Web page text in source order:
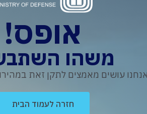
אופס!
משהו
עושים מאמצים לתקן זאת
חזרה לעמוד הבית